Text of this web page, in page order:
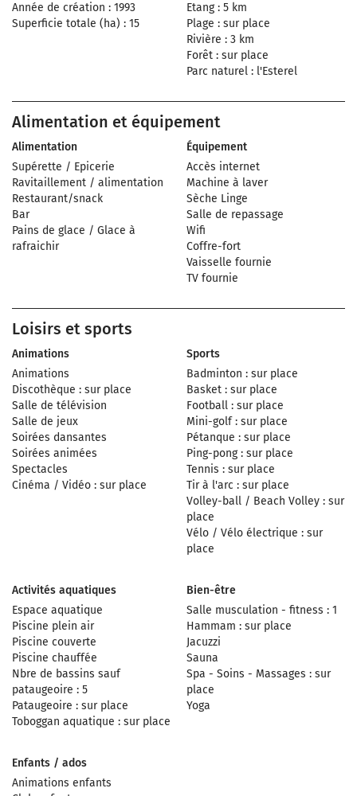
Année de création : 1993
Superficie totale (ha) : 15
Etang : 5 km
Plage : sur place
Rivière : 3 km
Forêt : sur place
Parc naturel : l'Esterel
Alimentation et équipement
Alimentation
Supérette / Epicerie
Ravitaillement / alimentation
Restaurant/snack
Bar
Pains de glace / Glace à
rafraichir
Équipement
Accès internet
Machine à laver
Sèche Linge
Salle de repassage
Wifi
Coffre-fort
Vaisselle fournie
TV fournie
Loisirs et sports
Animations
Animations
Discothèque : sur place
Salle de télévision
Salle de jeux
Soirées dansantes
Soirées animées
Spectacles
Cinéma / Vidéo : sur place
Sports
Badminton : sur place
Basket : sur place
Football : sur place
Mini-golf : sur place
Pétanque : sur place
Ping-pong : sur place
Tennis : sur place
Tir à l'arc : sur place
Volley-ball / Beach Volley : sur
place
Vélo / Vélo électrique : sur
place
Activités aquatiques
Espace aquatique
Piscine plein air
Piscine couverte
Piscine chauffée
Nbre de bassins sauf
pataugeoire : 5
Pataugeoire : sur place
Toboggan aquatique : sur place
Bien-être
Salle musculation - fitness : 1
Hammam : sur place
Jacuzzi
Sauna
Spa - Soins - Massages : sur
place
Yoga
Enfants / ados
Animations enfants